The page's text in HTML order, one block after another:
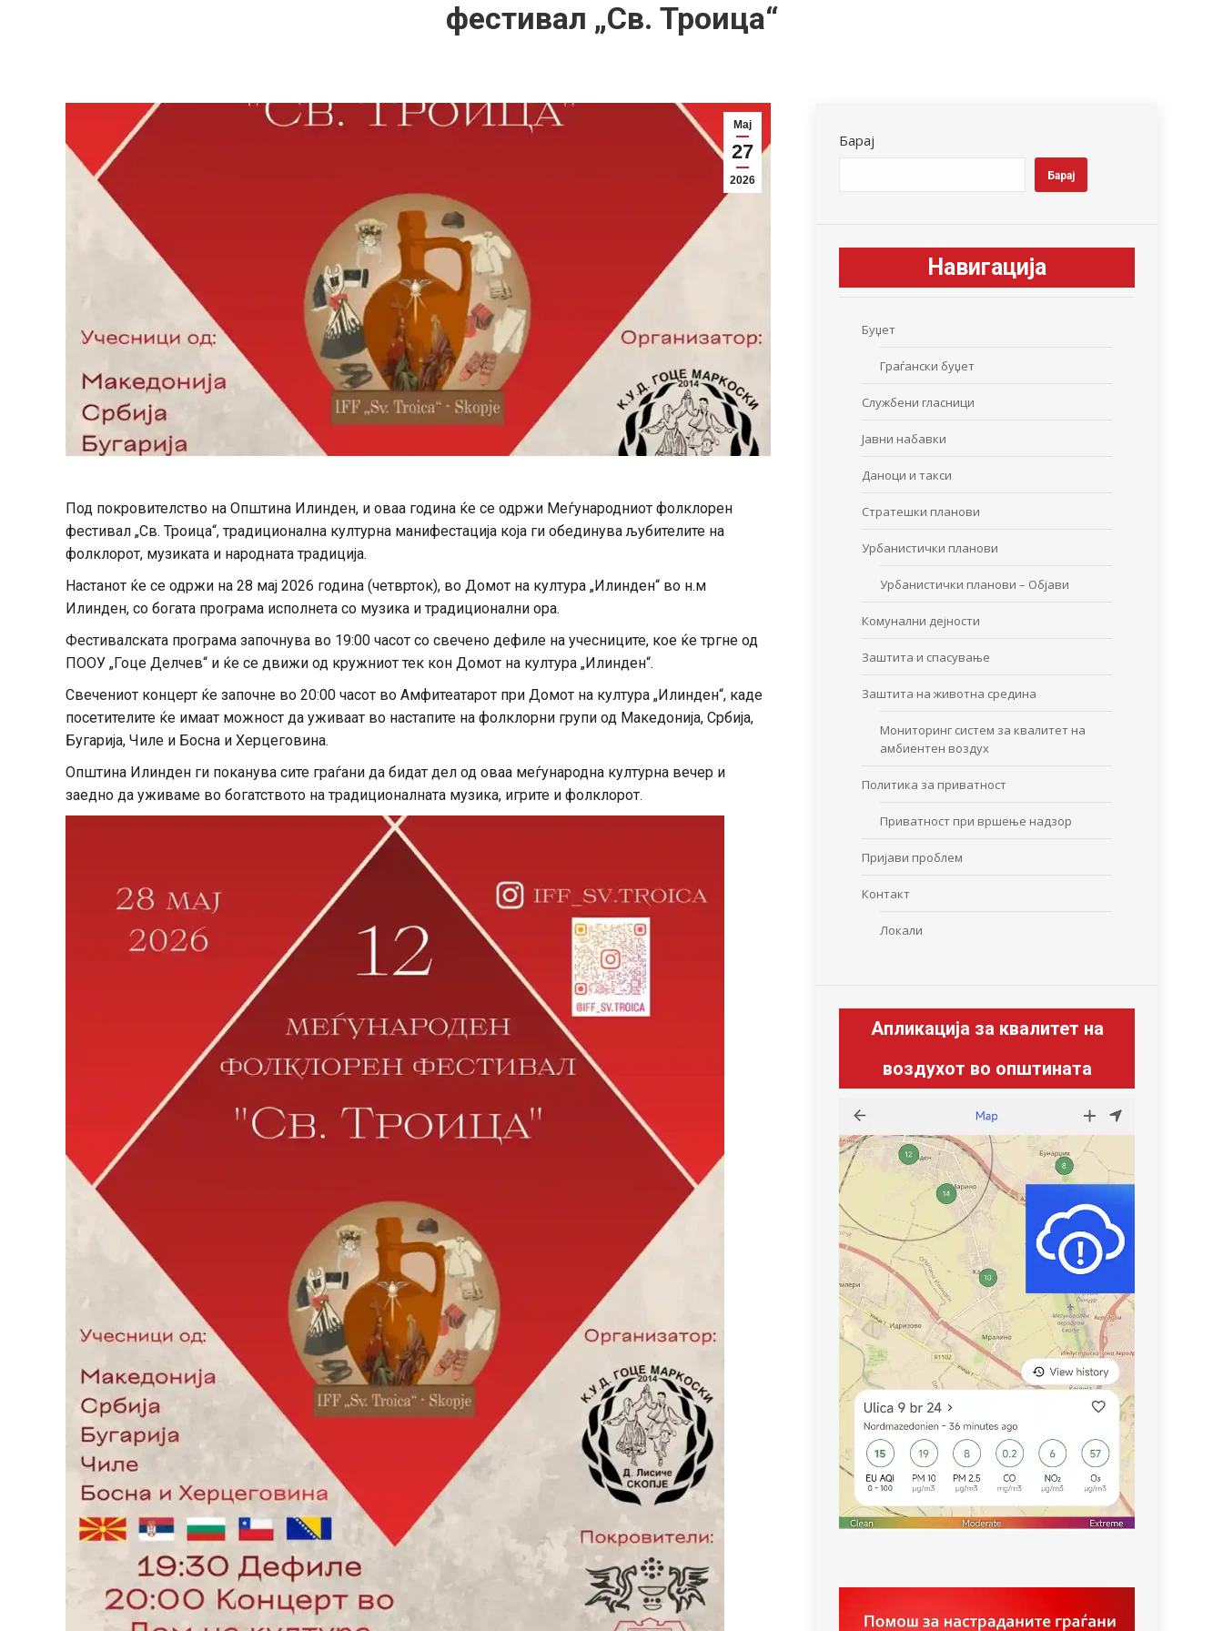
фестивал „Св. Троица“
Мај
27
2026
Под покровителство на Општина Илинден, и оваа година ќе се одржи Меѓународниот фолклорен
фестивал „Св. Троица“, традиционална културна манифестација која ги обединува љубителите на
фолклорот, музиката и народната традиција.
Настанот ќе се одржи на 28 мај 2026 година (четврток), во Домот на култура „Илинден“ во н.м
Илинден, со богата програма исполнета со музика и традиционални ора.
Фестивалската програма започнува во 19:00 часот со свечено дефиле на учесниците, кое ќе тргне од
ПООУ „Гоце Делчев“ и ќе се движи од кружниот тек кон Домот на култура „Илинден“.
Свечениот концерт ќе започне во 20:00 часот во Амфитеатарот при Домот на култура „Илинден“, каде
посетителите ќе имаат можност да уживаат во настапите на фолклорни групи од Македонија, Србија,
Бугарија, Чиле и Босна и Херцеговина.
Општина Илинден ги поканува сите граѓани да бидат дел од оваа меѓународна културна вечер и
заедно да уживаме во богатството на традиционалната музика, игрите и фолклорот.
Барај
Барај
Навигација
Буџет
Граѓански буџет
Службени гласници
Јавни набавки
Даноци и такси
Стратешки планови
Урбанистички планови
Урбанистички планови – Објави
Комунални дејности
Заштита и спасување
Заштита на животна средина
Мониторинг систем за квалитет на
амбиентен воздух
Политика за приватност
Приватност при вршење надзор
Пријави проблем
Контакт
Локали
Апликација за квалитет на
воздухот во општината